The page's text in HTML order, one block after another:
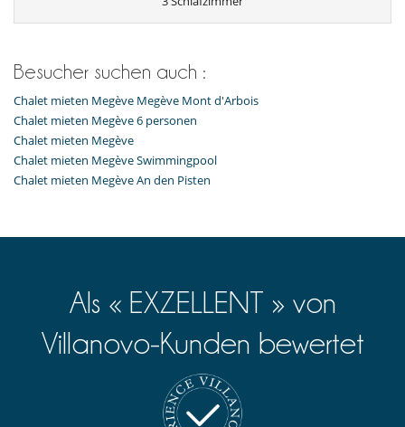
Besucher suchen auch :
Chalet mieten Megève Megève Mont d'Arbois
Chalet mieten Megève 6 personen
Chalet mieten Megève
Chalet mieten Megève Swimmingpool
Chalet mieten Megève An den Pisten
Als « EXZELLENT » von
Villanovo-Kunden bewertet